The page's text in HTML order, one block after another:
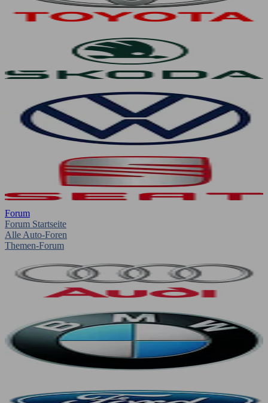
Forum
Forum Startseite
Alle Auto-Foren
Themen-Forum